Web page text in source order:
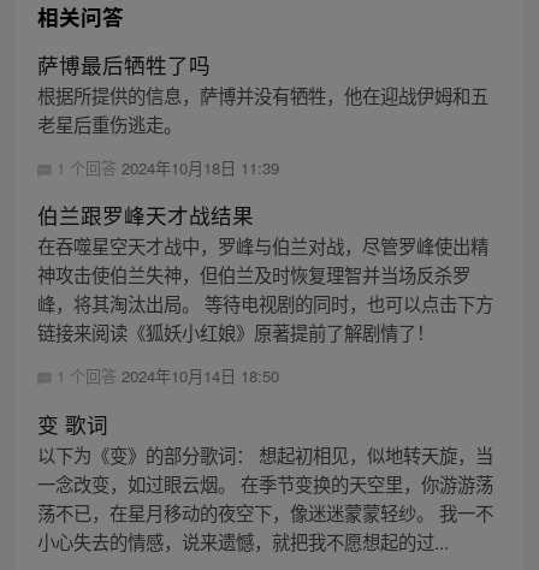
相关问答
萨博最后牺牲了吗
根据所提供的信息，萨博并没有牺牲，他在迎战伊姆和五
老星后重伤逃走。
1 个回答 2024年10月18日 11:39
伯兰跟罗峰天才战结果
在吞噬星空天才战中，罗峰与伯兰对战，尽管罗峰使出精
神攻击使伯兰失神，但伯兰及时恢复理智并当场反杀罗
峰，将其淘汰出局。 等待电视剧的同时，也可以点击下方
链接来阅读《狐妖小红娘》原著提前了解剧情了！
1 个回答 2024年10月14日 18:50
变 歌词
以下为《变》的部分歌词： 想起初相见，似地转天旋，当
一念改变，如过眼云烟。 在季节变换的天空里，你游游荡
荡不已，在星月移动的夜空下，像迷迷蒙蒙轻纱。 我一不
小心失去的情感，说来遗憾，就把我不愿想起的过...